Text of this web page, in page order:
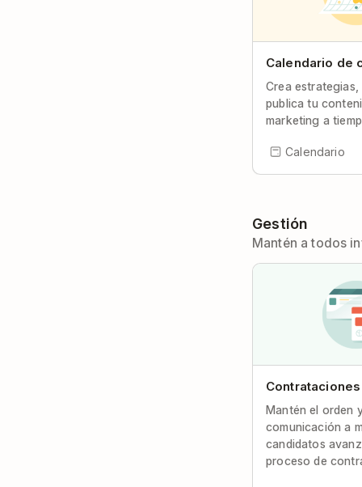
Calendario de
Crea
publica tu
marketing a
Calendario
Gestión
Mantén a todos
Contrataciones
Mantén el orden
comunicación a
candidatos
proceso de